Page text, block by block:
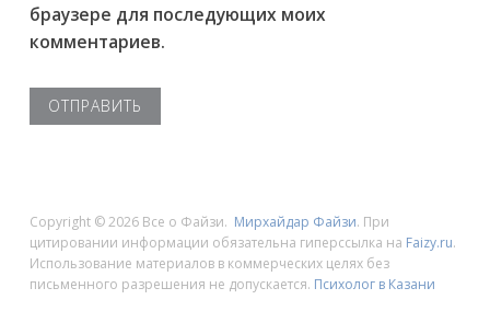
браузере для последующих моих
комментариев.
Copyright © 2026 Все о Файзи. Мирхайдар Файзи. При
цитировании информации обязательна гиперссылка на Faizy.ru.
Использование материалов в коммерческих целях без
письменного разрешения не допускается. Психолог в Казани